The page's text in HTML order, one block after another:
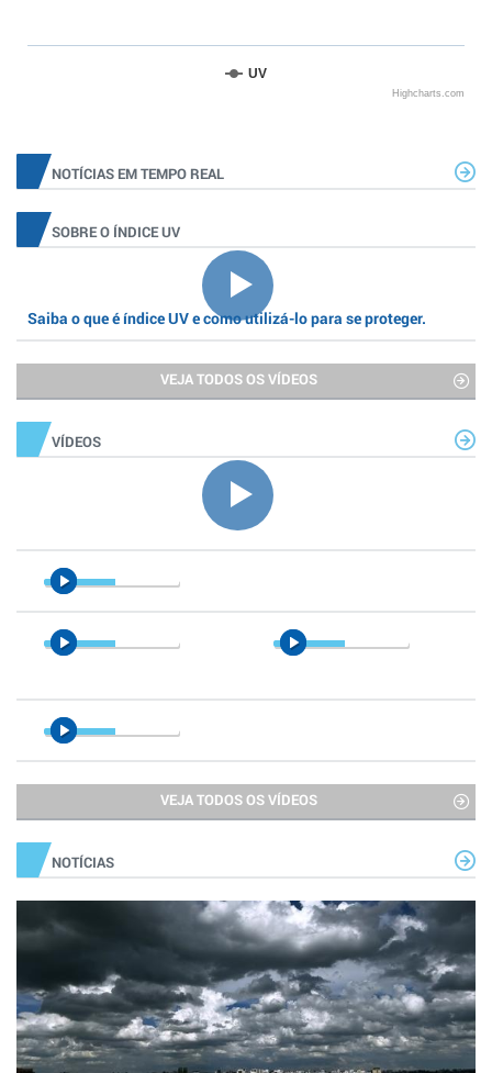
UV
Highcharts.com
NOTÍCIAS EM TEMPO REAL
SOBRE O ÍNDICE UV
Saiba o que é índice UV e como utilizá-lo para se proteger.
VEJA TODOS OS VÍDEOS
VÍDEOS
VEJA TODOS OS VÍDEOS
NOTÍCIAS